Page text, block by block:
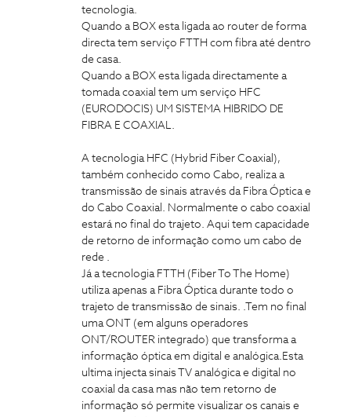
tecnologia.
Quando a BOX esta ligada ao router de forma
directa tem serviço FTTH com fibra até dentro
de casa.
Quando a BOX esta ligada directamente a
tomada coaxial tem um serviço HFC
(EURODOCIS) UM SISTEMA HIBRIDO DE
FIBRA E COAXIAL.
A tecnologia HFC (Hybrid Fiber Coaxial),
também conhecido como Cabo, realiza a
transmissão de sinais através da Fibra Óptica e
do Cabo Coaxial. Normalmente o cabo coaxial
estará no final do trajeto. Aqui tem capacidade
de retorno de informação como um cabo de
rede .
Já a tecnologia FTTH (Fiber To The Home)
utiliza apenas a Fibra Óptica durante todo o
trajeto de transmissão de sinais. .Tem no final
uma ONT (em alguns operadores
ONT/ROUTER integrado) que transforma a
informação óptica em digital e analógica.Esta
ultima injecta sinais TV analógica e digital no
coaxial da casa mas não tem retorno de
informação só permite visualizar os canais e